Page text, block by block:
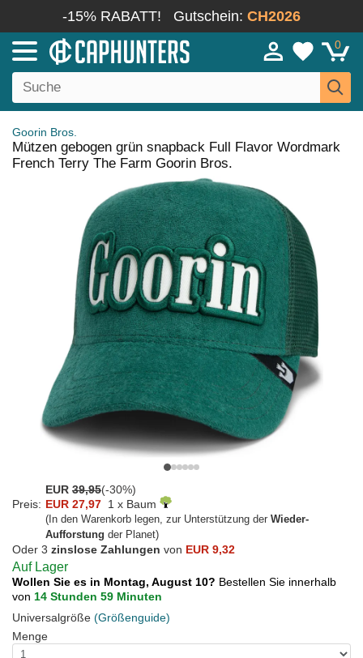
-15% RABATT! Gutschein: CH2026
0
Goorin Bros.
Mützen gebogen grün snapback Full Flavor Wordmark
French Terry The Farm Goorin Bros.
EUR 39,95(-30%)
Preis: EUR 27,97 1 x Baum
(In den Warenkorb legen, zur Unterstützung der Wieder-
Aufforstung der Planet)
Oder 3 zinslose Zahlungen von EUR 9,32
Auf Lager
Wollen Sie es in Montag, August 10? Bestellen Sie innerhalb
von 14 Stunden 59 Minuten
Universalgröße (Größenguide)
Menge